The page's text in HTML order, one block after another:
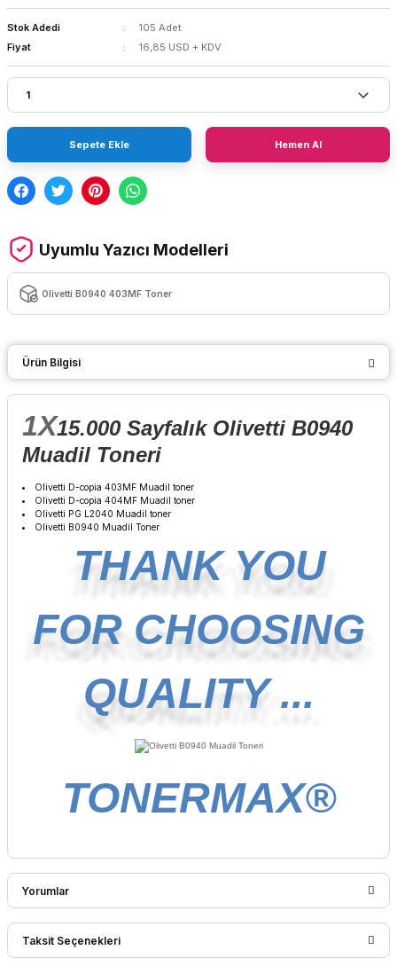
Stok Adedi
105 Adet
Fiyat
16,85 USD + KDV
Sepete Ekle Hemen Al
Uyumlu Yazıcı Modelleri
Olivetti B0940 403MF Toner
Ürün Bilgisi
1X15.000 Sayfalık Olivetti B0940
Muadil Toneri
Olivetti D-copia 403MF Muadil toner
Olivetti D-copia 404MF Muadil toner
Olivetti PG L2040 Muadil toner
Olivetti B0940 Muadil Toner
THANK YOU
FOR CHOOSING
QUALITY ...
TONERMAX®
Yorumlar
Taksit Seçenekleri